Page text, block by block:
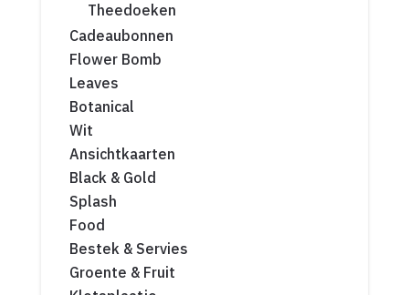
Theedoeken
Cadeaubonnen
Flower Bomb
Leaves
Botanical
Wit
Ansichtkaarten
Black & Gold
Splash
Food
Bestek & Servies
Groente & Fruit